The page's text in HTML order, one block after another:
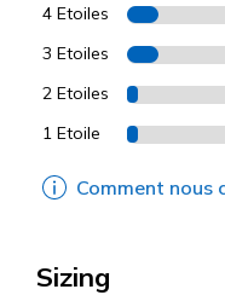
4 Etoiles
3 Etoiles
2 Etoiles
1 Etoile
Comment nous
Sizing